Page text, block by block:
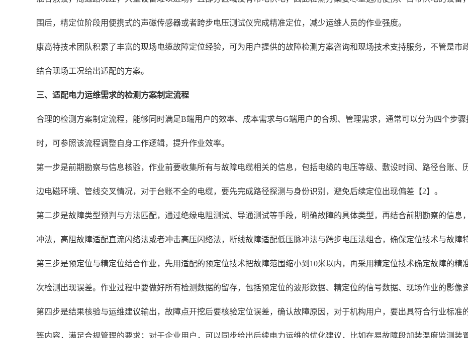
围后，精定位阶段用便携式的声磁传感器或者跨步电压测试仪完成精准定位，减少运维人员的作业强度。
康高特技术团队积累了丰富的现场电缆故障定位经验，可为用户提供的故障检测方案咨询和现场技术支持服务，不管是
结合现场工况给出适配的方案。
三、适配电力运维需求的检测方案制定流程
合理的检测方案制定流程，能够同时满足B端用户的效率、成本需求与G端用户的合规、管理需求，通常可以分为四个步
时，可参照该流程调整自身工作逻辑，提升作业效率。
第一步是前期勘察与信息核验，作业前要收集所有与故障电缆相关的信息，包括电缆的电压等级、敷设时间、路径台账、
边电磁环境、管线交叉情况，对于台账不全的电缆，要先完成路径探测与身份识别，避免后续定位出现偏差【2】。
第二步是故障类型预判与方法匹配，通过绝缘电阻测试、导通测试等手段，明确故障的具体类型，再结合前期勘察的信息
冲法，高阻故障适配直流闪络法或者冲击高压闪络法，断线故障适配低压脉冲法与跨步电压法组合，确保定位技术与故障
第三步是预定位与精定位结合作业，先用适配的预定位技术把故障范围缩小到10米以内，再采用精定位技术确定故障的
次检测出现误差。作业过程中要做好所有检测数据的留存，包括预定位的波形数据、精定位的信号数据、现场作业的影像
第四步是结果核验与运维建议输出，故障点开挖后要核验定位误差，确认故障原因，对于机构用户，要出具符合行业标准
等内容，满足合规管理的要求；对于企业用户，可以同步给出后续电力运维的优化建议，比如在易故障段加装温度监测装